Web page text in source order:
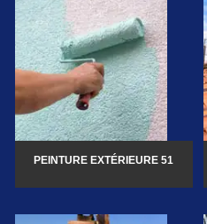
PEINTURE EXTÉRIEURE 51